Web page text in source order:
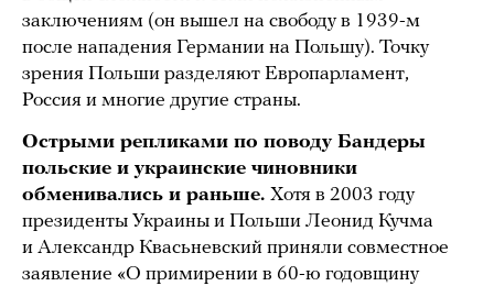
заключениям (он вышел на свободу в 1939-м
после нападения Германии на Польшу). Точку
зрения Польши разделяют Европарламент,
Россия и многие другие страны.
Острыми репликами по поводу Бандеры
польские и украинские чиновники
обменивались и раньше. Хотя в 2003 году
президенты Украины и Польши Леонид Кучма
и Александр Квасьневский приняли совместное
заявление «О примирении в 60-ю годовщину